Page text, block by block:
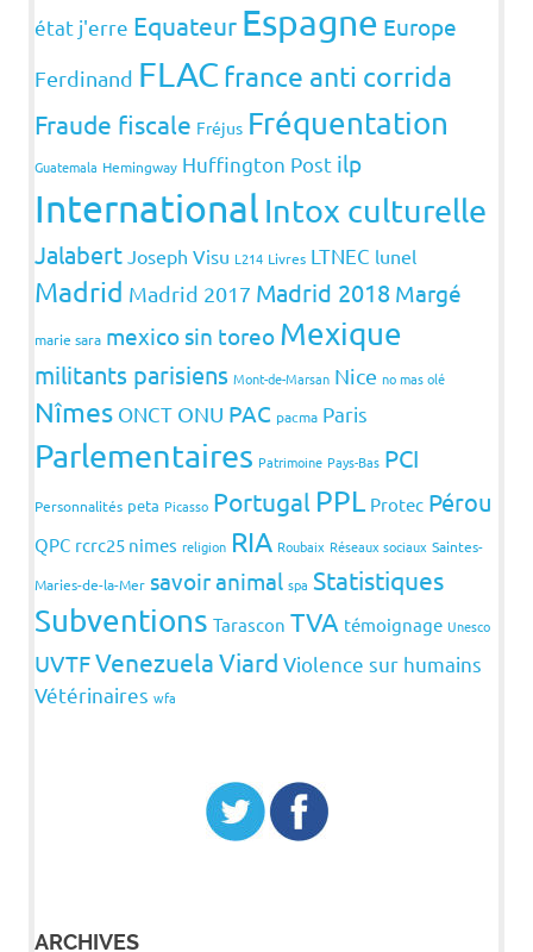
état j'erre Equateur Espagne Europe
Ferdinand FLAC france anti corrida
Fraude fiscale Fréjus Fréquentation
Guatemala Hemingway Huffington Post ilp
International Intox culturelle
Jalabert Joseph Visu L214 Livres LTNEC lunel
Madrid Madrid 2017 Madrid 2018 Margé
marie sara mexico sin toreo Mexique
militants parisiens Mont-de-Marsan Nice no mas olé
Nîmes ONCT ONU PAC pacma Paris
Parlementaires Patrimoine Pays-Bas PCI
Personnalités peta Picasso Portugal PPL Protec Pérou
QPC rcrc25 nimes religion RIA Roubaix Réseaux sociaux Saintes-
Maries-de-la-Mer savoir animal spa Statistiques
Subventions Tarascon TVA témoignage Unesco
UVTFVenezuelaViard Violence sur humains
Vétérinaires wfa
ARCHIVES